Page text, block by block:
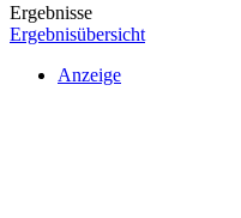
Ergebnisse
Ergebnisübersicht
Anzeige